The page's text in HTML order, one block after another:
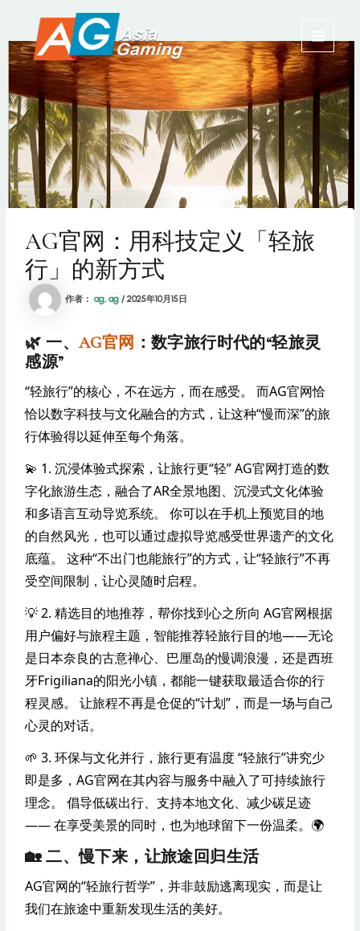
内
容
MENU
AG官网：用科技定义「轻旅
行」的新方式
作者： ag, ag/2025年10月15日
🌿 一、 AG官网 ：数字旅行时代的“轻旅灵
感源”
“轻旅行”的核心，不在远方，而在感受。 而AG官网恰
恰以数字科技与文化融合的方式，让这种“慢而深”的旅
行体验得以延伸至每个角落。
💫 1. 沉浸体验式探索，让旅行更“轻” AG官网打造的数
字化旅游生态，融合了AR全景地图、沉浸式文化体验
和多语言互动导览系统。 你可以在手机上预览目的地
的自然风光，也可以通过虚拟导览感受世界遗产的文化
底蕴。 这种“不出门也能旅行”的方式，让“轻旅行”不再
受空间限制，让心灵随时启程。
💡 2. 精选目的地推荐，帮你找到心之所向 AG官网根据
用户偏好与旅程主题，智能推荐轻旅行目的地——无论
是日本奈良的古意禅心、巴厘岛的慢调浪漫，还是西班
牙Frigiliana的阳光小镇，都能一键获取最适合你的行
程灵感。 让旅程不再是仓促的“计划”，而是一场与自己
心灵的对话。
🌱 3. 环保与文化并行，旅行更有温度 “轻旅行”讲究少
即是多，AG官网在其内容与服务中融入了可持续旅行
理念。 倡导低碳出行、支持本地文化、减少碳足迹
—— 在享受美景的同时，也为地球留下一份温柔。🌍
🏡 二、慢下来，让旅途回归生活
AG官网的“轻旅行哲学”，并非鼓励逃离现实，而是让
我们在旅途中重新发现生活的美好。